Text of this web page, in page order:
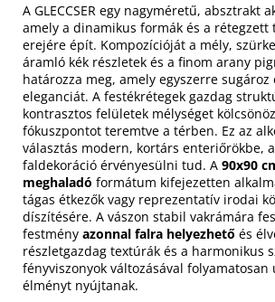
A GLECCSER egy nagyméretű, absztrakt
amely a dinamikus formák és a rétegzett
erejére épít. Kompozícióját a mély,
áramló kék részletek és a finom arany
határozza meg, amely egyszerre
eleganciát. A festékrétegek gazdag
kontrasztos felületek mélységet
fókuszpontot teremtve a térben. Ez az
választás modern, kortárs enteriőrökbe,
faldekoráció érvényesülni tud. A 90x90
meghaladó formátum kifejezetten
tágas étkezők vagy reprezentatív irodai
díszítésére. A vászon stabil vakrámára
festmény azonnal falra helyezhető és
részletgazdag textúrák és a harmonikus
fényviszonyok változásával folyamatosan
élményt nyújtanak.